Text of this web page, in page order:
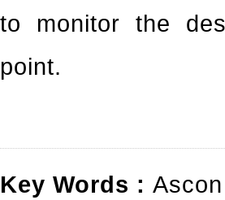
to monitor the
point.
Key Words :